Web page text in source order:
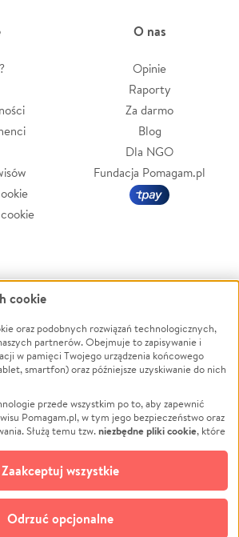
O nas
Opinie
Raporty
Za darmo
Blog
Dla NGO
Fundacja Pomagam.pl
Powódź
Wichura
NGO
Edukacja
Podróż
Impreza
Ochrona środowiska
Biznes
cookie
oraz podobnych rozwiązań technologicznych,
partnerów. Obejmuje to zapisywanie i
w pamięci Twojego urządzenia końcowego
smartfon) oraz późniejsze uzyskiwanie do nich
przede wszystkim po to, aby zapewnić
Pomagam.pl, w tym jego bezpieczeństwo oraz
Służą temu tzw.niezbędne pliki cookie, które
opcjonalnych plików cookie
i retargetingowych. Możesz wyrazić
jej odmówić. W dowolnym momencie masz
na stronie „Zarządzaj zgodami cookie”,
stopce serwisu Pomagam.pl. Opcjonalne pliki
w następujących celach:
Odrzuć opcjonalne
Zaakceptuj wszystkie